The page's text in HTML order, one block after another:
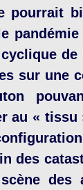
pourrait
sur une
au « tissu
des
des